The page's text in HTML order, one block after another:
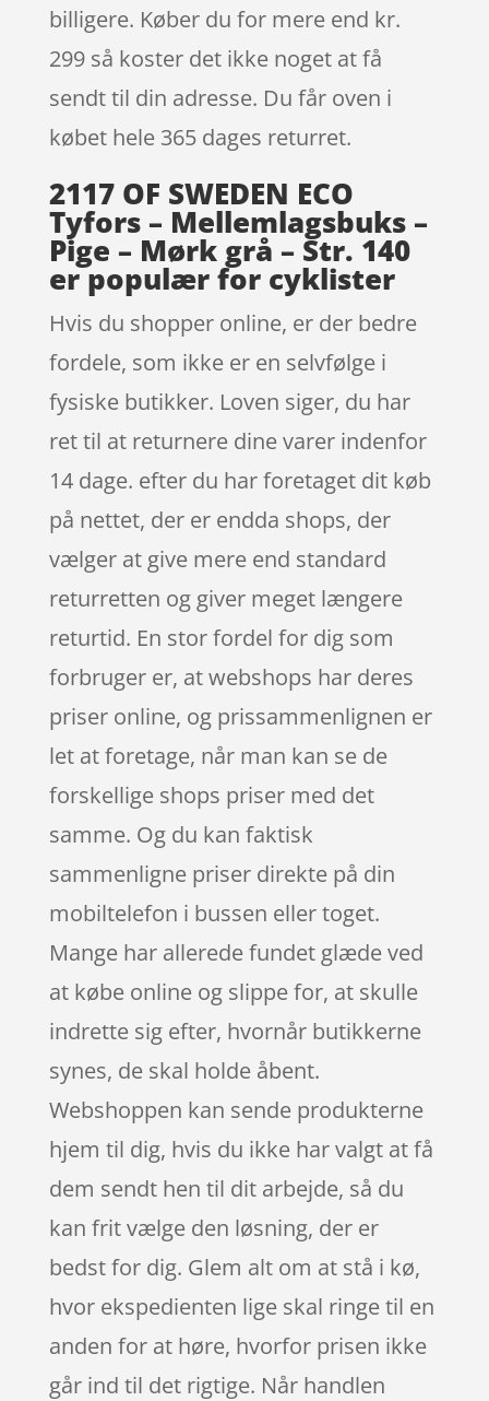
billigere. Køber du for mere end kr.
299 så koster det ikke noget at få
sendt til din adresse. Du får oven i
købet hele 365 dages returret.
2117 OF SWEDEN ECO
Tyfors – Mellemlagsbuks –
Pige – Mørk grå – Str. 140
er populær for cyklister
Hvis du shopper online, er der bedre
fordele, som ikke er en selvfølge i
fysiske butikker. Loven siger, du har
ret til at returnere dine varer indenfor
14 dage. efter du har foretaget dit køb
på nettet, der er endda shops, der
vælger at give mere end standard
returretten og giver meget længere
returtid. En stor fordel for dig som
forbruger er, at webshops har deres
priser online, og prissammenlignen er
let at foretage, når man kan se de
forskellige shops priser med det
samme. Og du kan faktisk
sammenligne priser direkte på din
mobiltelefon i bussen eller toget.
Mange har allerede fundet glæde ved
at købe online og slippe for, at skulle
indrette sig efter, hvornår butikkerne
synes, de skal holde åbent.
Webshoppen kan sende produkterne
hjem til dig, hvis du ikke har valgt at få
dem sendt hen til dit arbejde, så du
kan frit vælge den løsning, der er
bedst for dig. Glem alt om at stå i kø,
hvor ekspedienten lige skal ringe til en
anden for at høre, hvorfor prisen ikke
går ind til det rigtige. Når handlen